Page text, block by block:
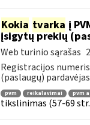
Kokia tvarka į
įsigytų prekių
Web turinio sąrašas
Registracijos
(paslaugų)
pvm reikalavimai pvm
tikslinimas (57-69